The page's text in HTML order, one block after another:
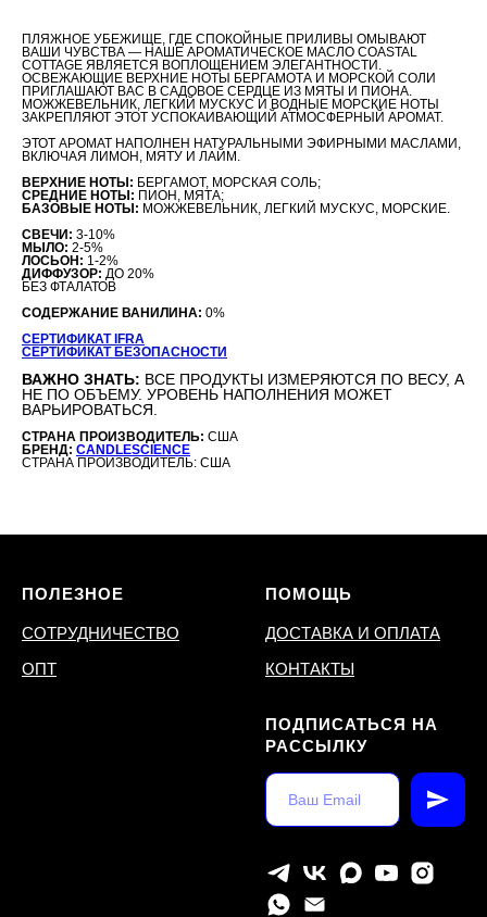
ПЛЯЖНОЕ УБЕЖИЩЕ, ГДЕ СПОКОЙНЫЕ ПРИЛИВЫ ОМЫВАЮТ
ВАШИ ЧУВСТВА — НАШЕ АРОМАТИЧЕСКОЕ МАСЛО COASTAL
COTTAGE ЯВЛЯЕТСЯ ВОПЛОЩЕНИЕМ ЭЛЕГАНТНОСТИ.
ОСВЕЖАЮЩИЕ ВЕРХНИЕ НОТЫ БЕРГАМОТА И МОРСКОЙ СОЛИ
ПРИГЛАШАЮТ ВАС В САДОВОЕ СЕРДЦЕ ИЗ МЯТЫ И ПИОНА.
МОЖЖЕВЕЛЬНИК, ЛЕГКИЙ МУСКУС И ВОДНЫЕ МОРСКИЕ НОТЫ
ЗАКРЕПЛЯЮТ ЭТОТ УСПОКАИВАЮЩИЙ АТМОСФЕРНЫЙ АРОМАТ.
ЭТОТ АРОМАТ НАПОЛНЕН НАТУРАЛЬНЫМИ ЭФИРНЫМИ МАСЛАМИ,
ВКЛЮЧАЯ ЛИМОН, МЯТУ И ЛАЙМ.
ВЕРХНИЕ НОТЫ: БЕРГАМОТ, МОРСКАЯ СОЛЬ;
СРЕДНИЕ НОТЫ: ПИОН, МЯТА;
БАЗОВЫЕ НОТЫ: МОЖЖЕВЕЛЬНИК, ЛЕГКИЙ МУСКУС, МОРСКИЕ.
СВЕЧИ: 3-10%
МЫЛО: 2-5%
ЛОСЬОН: 1-2%
ДИФФУЗОР: ДО 20%
БЕЗ ФТАЛАТОВ
СОДЕРЖАНИЕ ВАНИЛИНА: 0%
СЕРТИФИКАТ IFRA
СЕРТИФИКАТ БЕЗОПАСНОСТИ
ВАЖНО ЗНАТЬ: ВСЕ ПРОДУКТЫ ИЗМЕРЯЮТСЯ ПО ВЕСУ, А
НЕ ПО ОБЪЕМУ. УРОВЕНЬ НАПОЛНЕНИЯ МОЖЕТ
ВАРЬИРОВАТЬСЯ.
СТРАНА ПРОИЗВОДИТЕЛЬ: США
БРЕНД: CANDLESCIENCE
СТРАНА ПРОИЗВОДИТЕЛЬ: США
ПОЛЕЗНОЕ
СОТРУДНИЧЕСТВО
ОПТ
ПОМОЩЬ
ДОСТАВКА И ОПЛАТА
КОНТАКТЫ
ПОДПИСАТЬСЯ НА
РАССЫЛКУ